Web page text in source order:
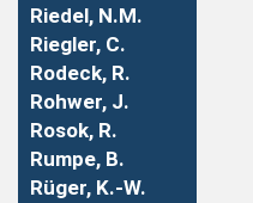
Riedel, N.M.
Riegler, C.
Rodeck, R.
Rohwer, J.
Rosok, R.
Rumpe, B.
Rüger, K.-W.